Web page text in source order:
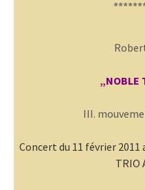
„NOBLE
III.
Concert du 11 février 2011
TRIO